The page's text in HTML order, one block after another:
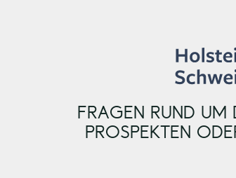
FRAGEN RUND UM
PROSPEKTEN